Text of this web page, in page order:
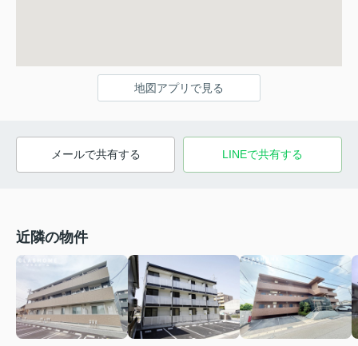
地図アプリで見る
メールで共有する LINEで共有する
近隣の物件